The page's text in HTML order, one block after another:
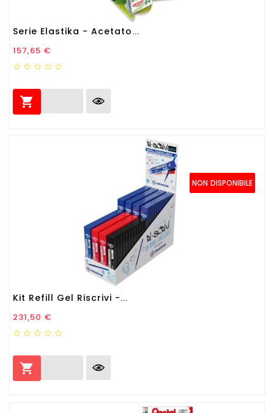
Serie Elastika - Acetato...
Prezzo
157,65 €

NON DISPONIBILE
Kit Refill Gel Riscrivi -...
Prezzo
231,50 €
